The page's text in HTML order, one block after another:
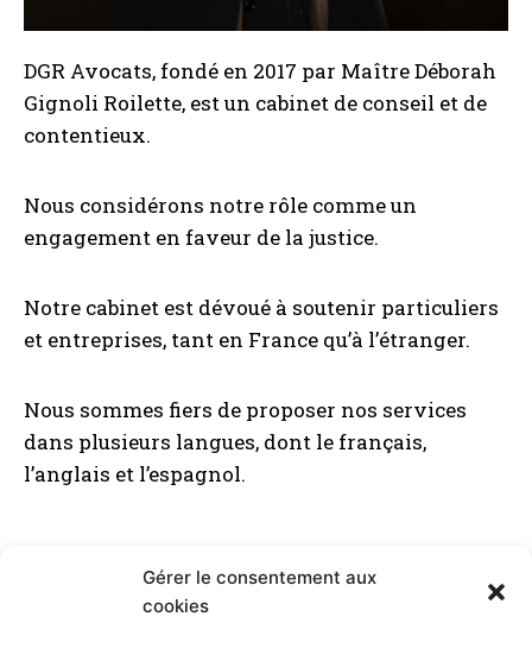
Gérer le consentement aux
cookies
DGR Avocats, fondé en 2017 par Maître Déborah
Gignoli Roilette, est un cabinet de conseil et de
contentieux.
Nous considérons notre rôle comme un
engagement en faveur de la justice.
Notre cabinet est dévoué à soutenir particuliers
et entreprises, tant en France qu’à l’étranger.
Nous sommes fiers de proposer nos services
dans plusieurs langues, dont le français,
l’anglais et l’espagnol.
© 2026 avocats-dgr